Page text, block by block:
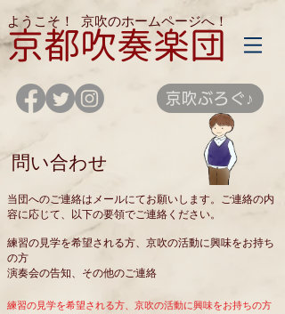
ようこそ！ 京吹のホームページへ！
京都吹奏楽団
京吹ぶろぐ♪
問い合わせ
当団へのご連絡はメールにてお願いします。ご連絡の内
容に応じて、以下の要領でご連絡ください。
練習の見学を希望される方、京吹の活動に興味をお持ち
の方
演奏会の告知、その他のご連絡
練習の見学を希望される方、京吹の活動に興味をお持ちの方